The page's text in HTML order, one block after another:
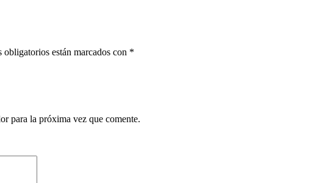
obligatorios están marcados con *
para la próxima vez que comente.